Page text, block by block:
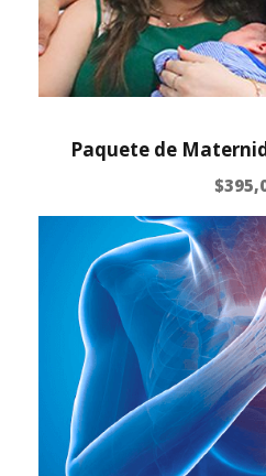
Paquete de
$